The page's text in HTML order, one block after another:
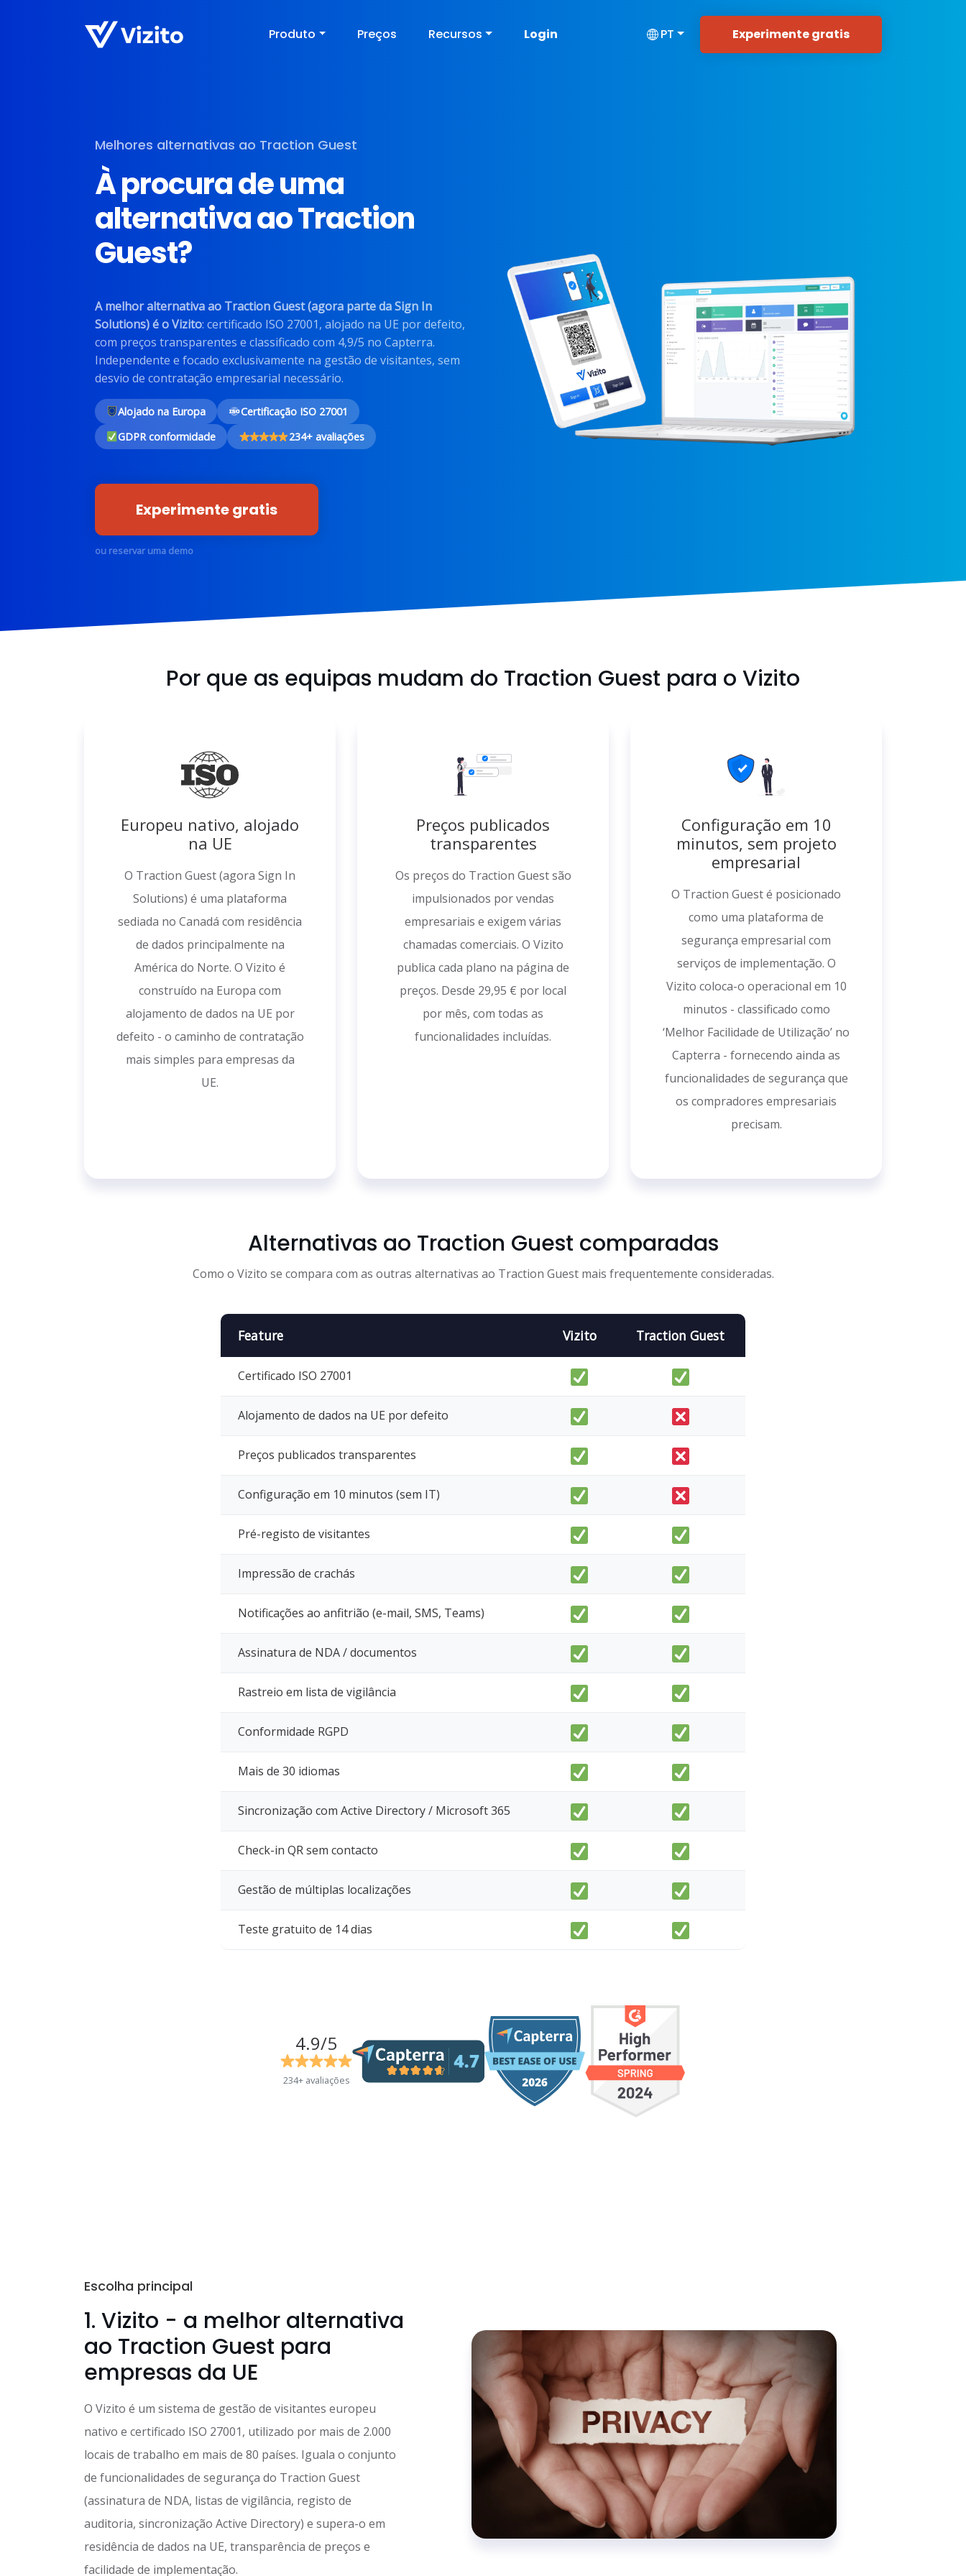
Produto Preços Recursos Login PT Experimente gratis
Melhores alternativas ao Traction Guest
À procura de uma
alternativa ao Traction
Guest?
A melhor alternativa ao Traction Guest (agora parte da Sign In
Solutions) é o Vizito: certificado ISO 27001, alojado na UE por defeito,
com preços transparentes e classificado com 4,9/5 no Capterra.
Independente e focado exclusivamente na gestão de visitantes, sem
desvio de contratação empresarial necessário.
Alojado na Europa
Certificação ISO 27001
GDPR conformidade
234+ avaliações
Experimente gratis
ou reservar uma demo
Por que as equipas mudam do Traction Guest para o Vizito
Europeu nativo, alojado
na UE
O Traction Guest (agora Sign In
Solutions) é uma plataforma
sediada no Canadá com residência
de dados principalmente na
América do Norte. O Vizito é
construído na Europa com
alojamento de dados na UE por
defeito - o caminho de contratação
mais simples para empresas da
UE.
Preços publicados
transparentes
Os preços do Traction Guest são
impulsionados por vendas
empresariais e exigem várias
chamadas comerciais. O Vizito
publica cada plano na página de
preços. Desde 29,95 € por local
por mês, com todas as
funcionalidades incluídas.
Configuração em 10
minutos, sem projeto
empresarial
O Traction Guest é posicionado
como uma plataforma de
segurança empresarial com
serviços de implementação. O
Vizito coloca-o operacional em 10
minutos - classificado como
‘Melhor Facilidade de Utilização’ no
Capterra - fornecendo ainda as
funcionalidades de segurança que
os compradores empresariais
precisam.
Alternativas ao Traction Guest comparadas
Como o Vizito se compara com as outras alternativas ao Traction Guest mais frequentemente consideradas.
Feature Vizito Traction Guest
Certificado ISO 27001
Alojamento de dados na UE por defeito
Preços publicados transparentes
Configuração em 10 minutos (sem IT)
Pré-registo de visitantes
Impressão de crachás
Notificações ao anfitrião (e-mail, SMS, Teams)
Assinatura de NDA / documentos
Rastreio em lista de vigilância
Conformidade RGPD
Mais de 30 idiomas
Sincronização com Active Directory / Microsoft 365
Check-in QR sem contacto
Gestão de múltiplas localizações
Teste gratuito de 14 dias
4.9/5
234+ avaliações
Escolha principal
1. Vizito - a melhor alternativa
ao Traction Guest para
empresas da UE
O Vizito é um sistema de gestão de visitantes europeu
nativo e certificado ISO 27001, utilizado por mais de 2.000
locais de trabalho em mais de 80 países. Iguala o conjunto
de funcionalidades de segurança do Traction Guest
(assinatura de NDA, listas de vigilância, registo de
auditoria, sincronização Active Directory) e supera-o em
residência de dados na UE, transparência de preços e
facilidade de implementação.